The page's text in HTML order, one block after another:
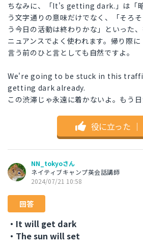
ちなみに、「It's getting dark.」は「
う文字通りの意味だけでなく、「そろ
う今日の活動は終わりかな」といった
ニュアンスでよく使われます。帰り際
言う前のひと言としても自然ですよ。
We're going to be stuck in this
getting dark already.
この渋滞じゃ永遠に着かないよ。もう日
役に立った ｜
NN_tokyoさん
ネイティブキャンプ英会話講師
2024/07/21 10:58
回答
・It will get dark
・The sun will set